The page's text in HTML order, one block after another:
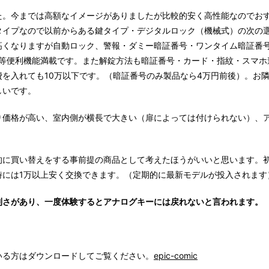
今までは高額なイメージがありましたが比較的安く高性能なのでお
プなので以前からある鍵タイプ・デジタルロック（機械式）の次の
なりますが自動ロック、警報・ダミー暗証番号・ワンタイム暗証番
便利機能満載です。また解錠方法も暗証番号・カード・指紋・スマホ
入れても10万以下です。（暗証番号のみ製品なら4万円前後）。お
です。
格が高い、室内側が横長で大きい（扉によっては付けられない）、
買い替えをする事前提の商品として考えたほうがいいと思います。
は1万以上安く交換できます。（定期的に最新モデルが投入されます
があり、一度体験するとアナログキーには戻れないと言われます。
方はダウンロードしてご覧ください。 epic-comic